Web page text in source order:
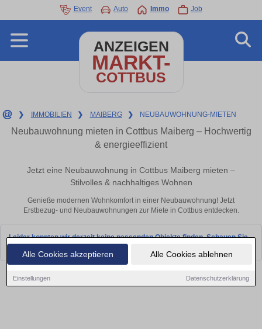
Alle Cookies akzeptieren Alle Cookies ablehnen
Einstellungen Datenschutzerklärung
Event Auto Immo Job
ANZEIGEN
MARKT-
COTTBUS
❯ IMMOBILIEN ❯ MAIBERG ❯ NEUBAUWOHNUNG-MIETEN
Neubauwohnung mieten in Cottbus Maiberg – Hochwertig
& energieeffizient
Jetzt eine Neubauwohnung in Cottbus Maiberg mieten –
Stilvolles & nachhaltiges Wohnen
Genieße modernen Wohnkomfort in einer Neubauwohnung! Jetzt
Erstbezug- und Neubauwohnungen zur Miete in Cottbus entdecken.
Leider konnten wir derzeit keine passenden Objekte finden. Schauen Sie